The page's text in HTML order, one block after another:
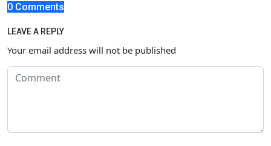
0 Comments
LEAVE A REPLY
Your email address will not be published